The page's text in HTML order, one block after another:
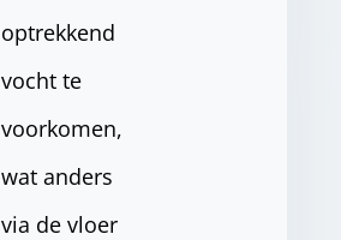
optrekkend
vocht te
voorkomen,
wat anders
via de vloer